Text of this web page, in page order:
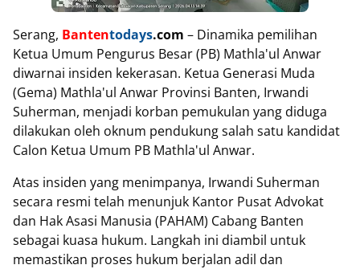
Serang, Bantentodays.com – Dinamika pemilihan
Ketua Umum Pengurus Besar (PB) Mathla'ul Anwar
diwarnai insiden kekerasan. Ketua Generasi Muda
(Gema) Mathla'ul Anwar Provinsi Banten, Irwandi
Suherman, menjadi korban pemukulan yang diduga
dilakukan oleh oknum pendukung salah satu kandidat
Calon Ketua Umum PB Mathla'ul Anwar.
Atas insiden yang menimpanya, Irwandi Suherman
secara resmi telah menunjuk Kantor Pusat Advokat
dan Hak Asasi Manusia (PAHAM) Cabang Banten
sebagai kuasa hukum. Langkah ini diambil untuk
memastikan proses hukum berjalan adil dan